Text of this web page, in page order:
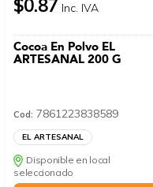
$0.87 Inc. IVA
Cocoa En Polvo EL
ARTESANAL 200 G
Cod: 7861223838589
EL ARTESANAL
Disponible en local
seleccionado